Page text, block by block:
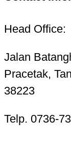
Head Office:
Jalan
Pracetak,
38223
Telp. 0736-